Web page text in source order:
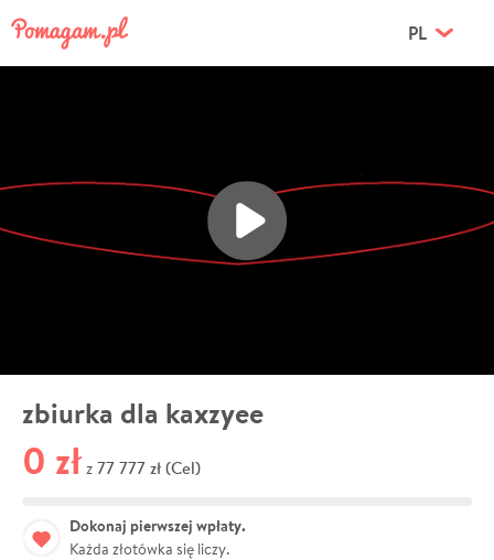
PL
zbiurka dla kaxzyee
0 zł z 77 777 zł (Cel)
Dokonaj pierwszej wpłaty.
Każda złotówka się liczy.